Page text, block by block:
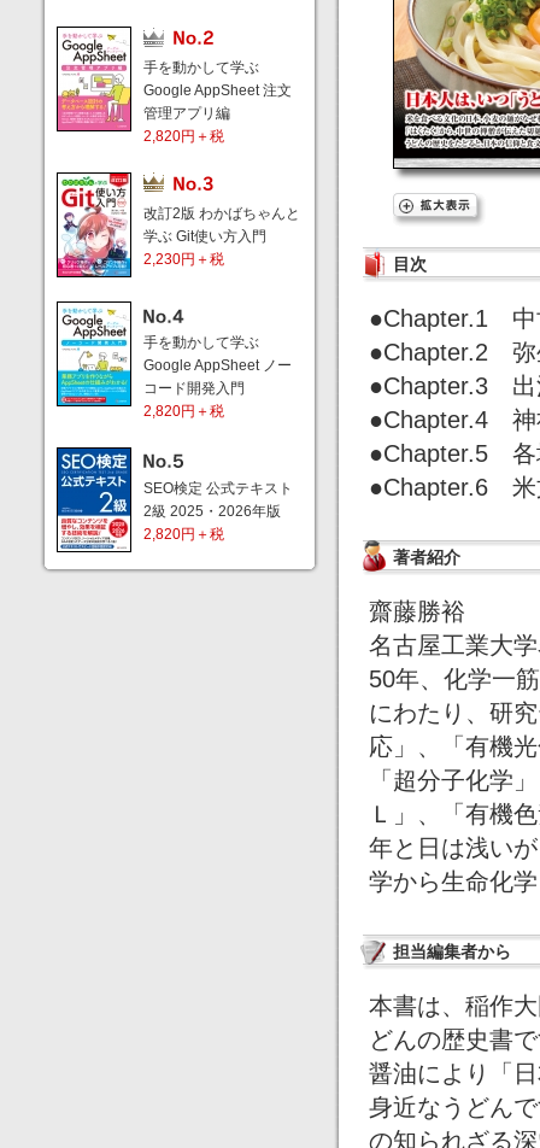
手を動かして学ぶ
Google AppSheet 注文
管理アプリ編
2,820円＋税
改訂2版 わかばちゃんと
学ぶ Git使い方入門
2,230円＋税
手を動かして学ぶ
Google AppSheet ノー
コード開発入門
2,820円＋税
SEO検定 公式テキスト
2級 2025・2026年版
2,820円＋税
目次
●Chapter.1 中
●Chapter.2 弥
●Chapter.3 出
●Chapter.4 神
●Chapter.5 各
●Chapter.6 米
著者紹介
齋藤勝裕
名古屋工業大
50年、化学一
にわたり、研
応」、「有機
「超分子化学
Ｌ」、「有機
年と日は浅い
学から生命化
担当編集者から
本書は、稲作
どんの歴史書
醤油により「
身近なうどん
の知られざる